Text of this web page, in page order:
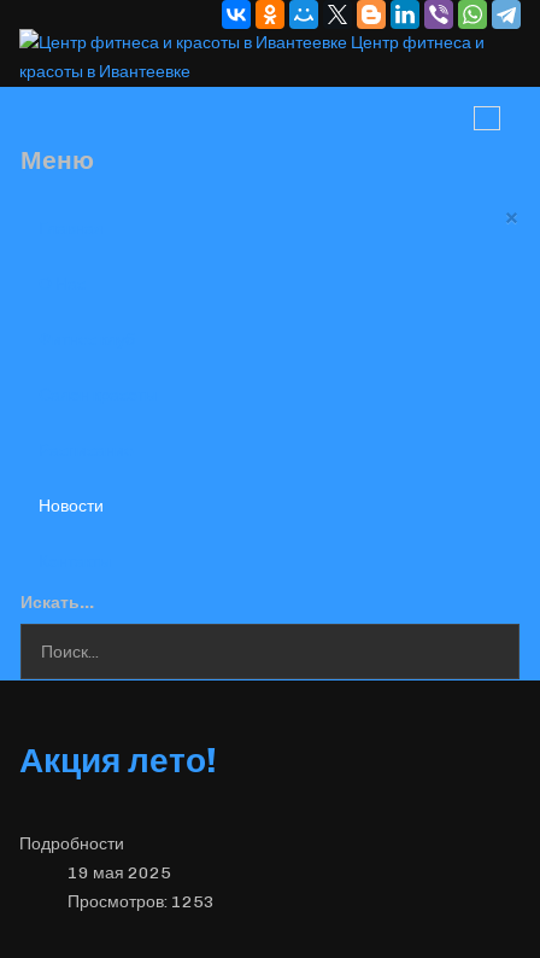
Центр фитнеса и
красоты в Ивантеевке
Меню
×
Новости
Искать...
Акция лето!
Подробности
19 мая 2025
Просмотров: 1253